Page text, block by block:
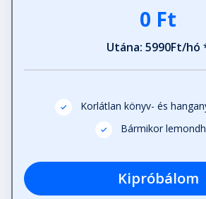
0 Ft
Utána: 5990Ft/hó
Korlátlan könyv- és
Bármikor
Kipróbálom